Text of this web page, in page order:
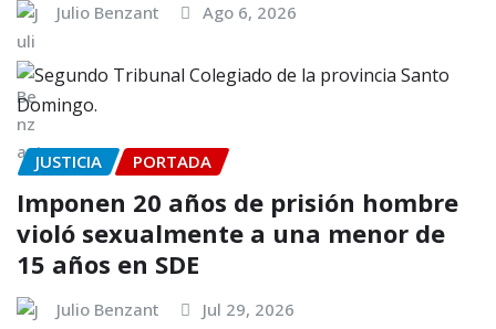
Julio Benzant Ago 6, 2026
JUSTICIA PORTADA
Imponen 20 años de prisión hombre
violó sexualmente a una menor de
15 años en SDE
Julio Benzant Jul 29, 2026